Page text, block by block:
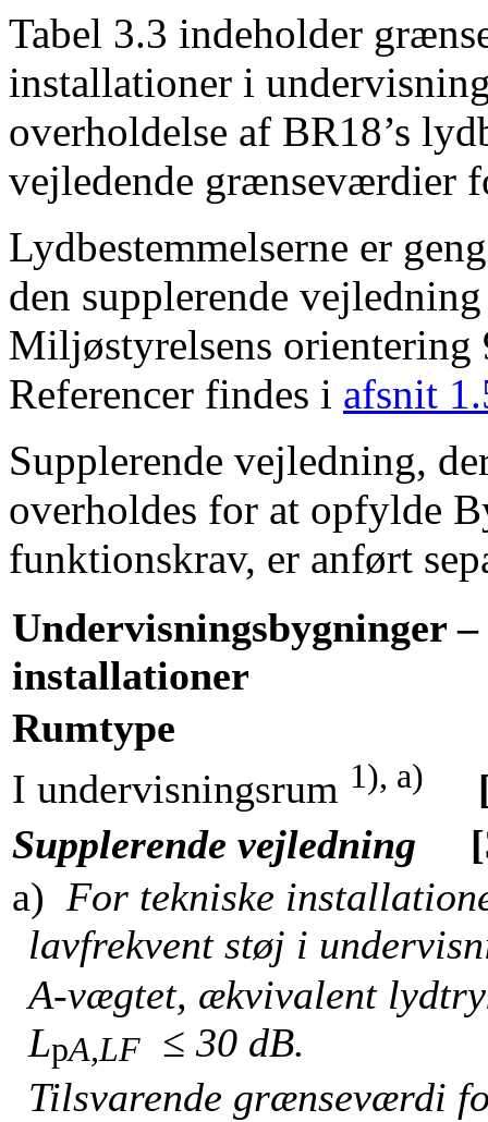
Tabel 3.3 indeholder
installationer i
overholdelse af BR18’s
vejledende grænseværdier
Lydbestemmelserne er
den supplerende
Miljøstyrelsens orientering
Referencer findes i afsnit
Supplerende vejledning,
overholdes for at opfylde
funktionskrav, er anført
Undervisningsbygninger
installationer
Rumtype
I undervisningsrum 1), a)
Supplerende vejledning
a) For tekniske
lavfrekvent støj i
A-vægtet, ækvivalent
LpA,LF ≤ 30 dB.
Tilsvarende grænseværdi